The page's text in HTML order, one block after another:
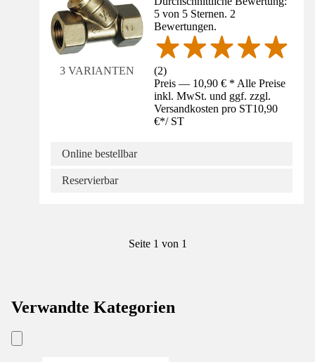
3 VARIANTEN
5 von 5 Sternen. 2
Bewertungen.
(2)
Preis — 10,90 € * Alle Preise
inkl. MwSt. und ggf. zzgl.
Versandkosten pro ST10,90
€*/ ST
Online bestellbar
Reservierbar
Seite 1 von 1
Verwandte Kategorien